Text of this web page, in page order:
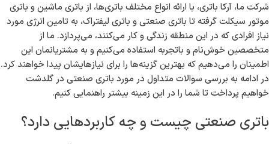
شرکت ما، آرکا باتری، با ارائه انواع مختلف باتری‌ها، از باتری ماشین و باتری
موتور سیکلت گرفته تا باتری صنعتی و باتری لیفتراک، به تامین انرژی مورد
نیاز افرادی که در این منطقه زندگی و کار می‌کنند، می‌پردازد. ما از
متخصصین خوش‌نام و باتجربه استفاده می‌کنیم و به مشتریانمان این
اطمینان را می‌دهیم که بهترین گزینه‌ها را برای نیازهایشان پیدا خواهند کرد.
در ادامه به بررسی سوالات متداول در مورد باتری صنعتی در گلدشت
خواهیم پرداخت تا شما را در این زمینه بیشتر راهنمایی کنیم.
باتری صنعتی چیست و چه کاربردهایی دارد؟